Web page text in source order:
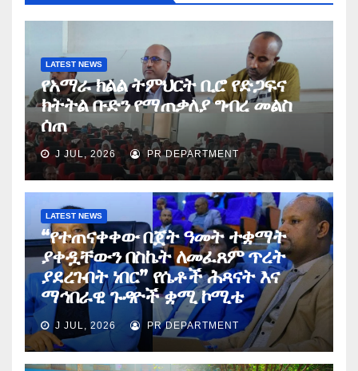
LATEST NEWS
የአማራ ክልል ትምህርት ቢሮ የድጋፍና
ክትትል ቡድን የማጠቃለያ ግብረ መልስ
ሰጠ
J JUL, 2026 PR DEPARTMENT
LATEST NEWS
“የተጠናቀቀው በጀት ዓመት ተቋማት
ያቀዷቸውን በስኬት ለመፈጸም ጥረት
ያደረጉበት ነበር” የሴቶች ሕጻናት እና
ማኅበራዊ ጉዳዮች ቋሚ ኮሚቴ
J JUL, 2026 PR DEPARTMENT